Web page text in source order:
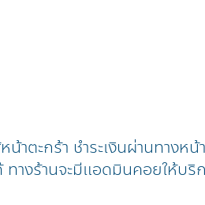
ตะกร้า ชำระเงินผ่านทางหน้า
างร้านจะมีแอดมินคอยให้บริ